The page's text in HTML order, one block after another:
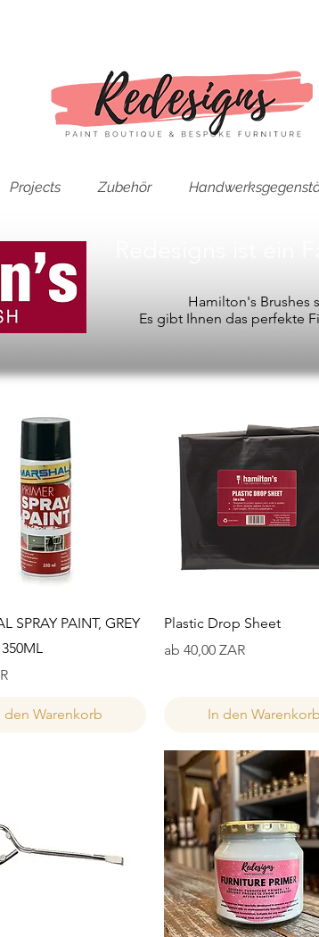
Projects Zubehör
Hamilton's Brushes
Es gibt Ihnen das perfekte
Schnellansicht
SPRAY PAINT, GREY
350ML
den Warenkorb
Schnellansicht
Plastic Drop Sheet
ab 40,00 ZAR
Sale-Preis
In den Warenkorb